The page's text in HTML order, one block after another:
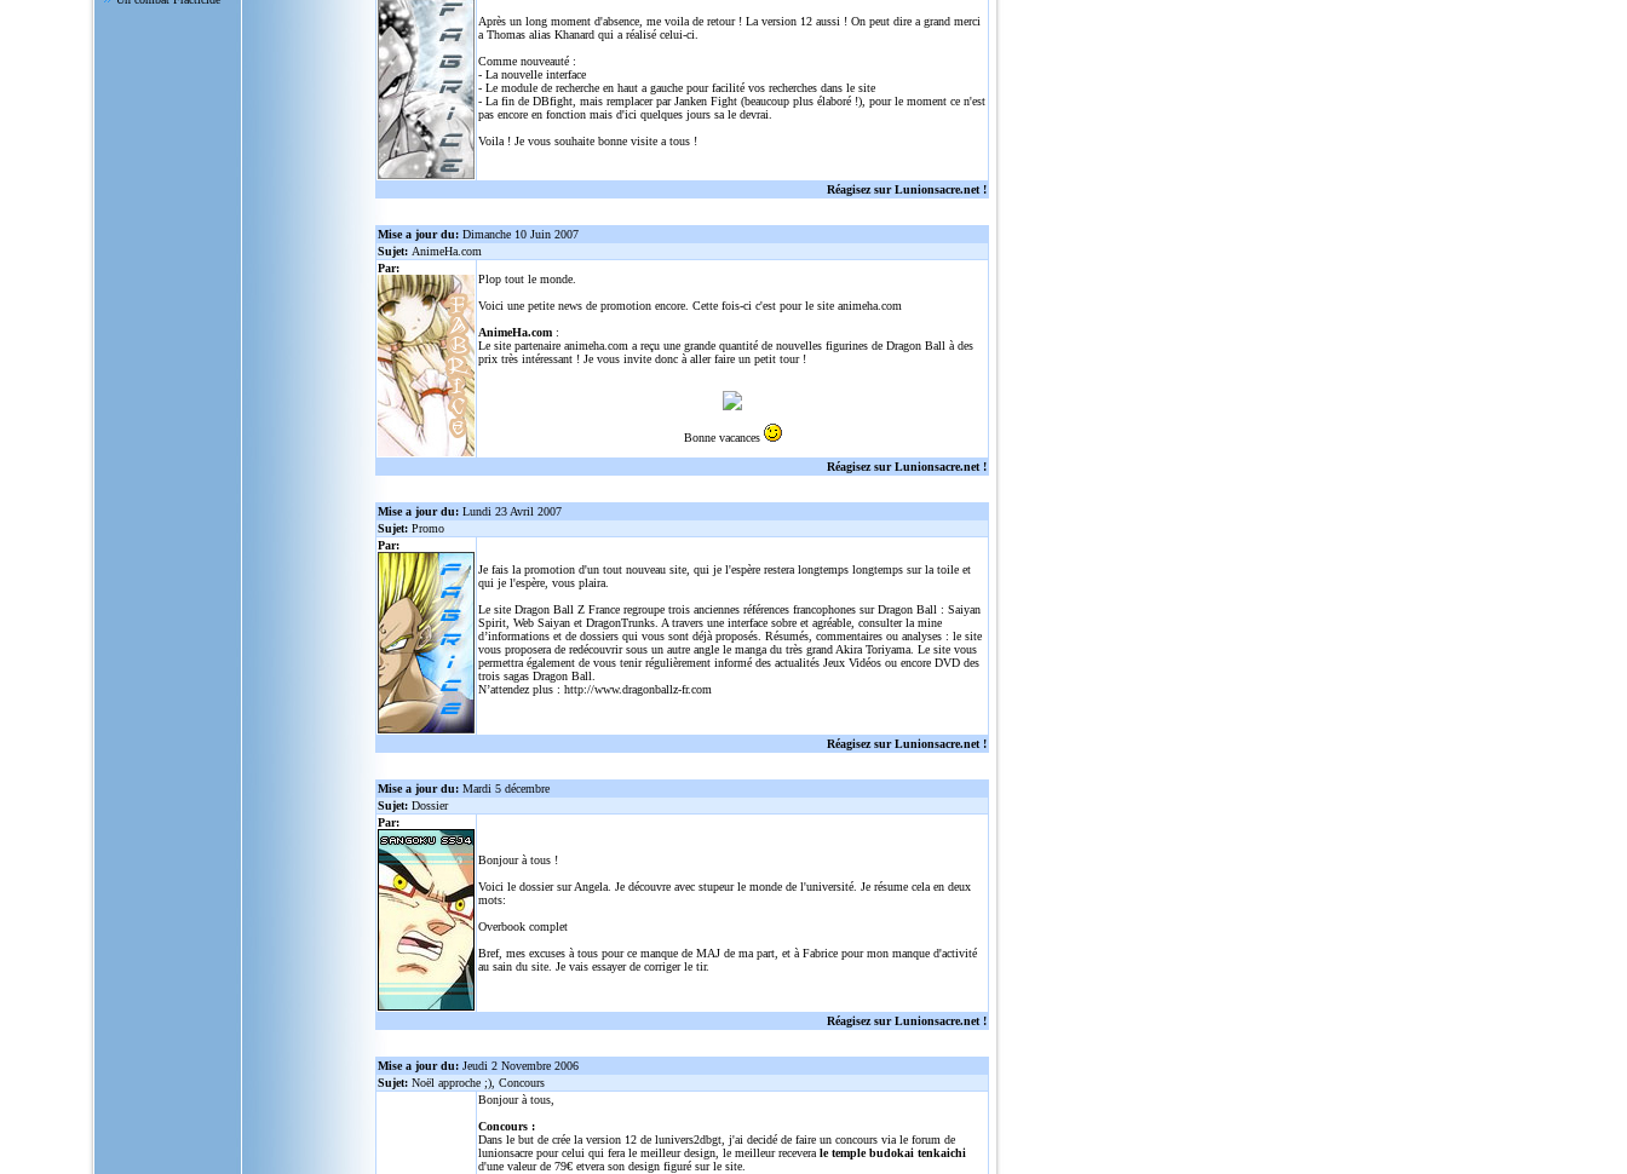
Après un long moment d'absence, me voila de retour ! La version 12 aussi ! On peut dire a grand merci
a Thomas alias Khanard qui a réalisé celui-ci.
Comme nouveauté :
- La nouvelle interface
- Le module de recherche en haut a gauche pour facilité vos recherches dans le site
- La fin de DBfight, mais remplacer par Janken Fight (beaucoup plus élaboré !), pour le moment ce n'est
pas encore en fonction mais d'ici quelques jours sa le devrai.
Voila ! Je vous souhaite bonne visite a tous !
Réagisez sur Lunionsacre.net !
Mise a jour du: Dimanche 10 Juin 2007
Sujet: AnimeHa.com
Par:
Plop tout le monde.
Voici une petite news de promotion encore. Cette fois-ci c'est pour le site animeha.com
AnimeHa.com :
Le site partenaire animeha.com a reçu une grande quantité de nouvelles figurines de Dragon Ball à des
prix très intéressant ! Je vous invite donc à aller faire un petit tour !
Bonne vacances
Réagisez sur Lunionsacre.net !
Mise a jour du: Lundi 23 Avril 2007
Sujet: Promo
Par:
Je fais la promotion d'un tout nouveau site, qui je l'espère restera longtemps longtemps sur la toile et
qui je l'espère, vous plaira.
Le site Dragon Ball Z France regroupe trois anciennes références francophones sur Dragon Ball : Saiyan
Spirit, Web Saiyan et DragonTrunks. A travers une interface sobre et agréable, consulter la mine
d’informations et de dossiers qui vous sont déjà proposés. Résumés, commentaires ou analyses : le site
vous proposera de redécouvrir sous un autre angle le manga du très grand Akira Toriyama. Le site vous
permettra également de vous tenir régulièrement informé des actualités Jeux Vidéos ou encore DVD des
trois sagas Dragon Ball.
N’attendez plus : http://www.dragonballz-fr.com
Réagisez sur Lunionsacre.net !
Mise a jour du: Mardi 5 décembre
Sujet: Dossier
Par:
Bonjour à tous !
Voici le dossier sur Angela. Je découvre avec stupeur le monde de l'université. Je résume cela en deux
mots:
Overbook complet
Bref, mes excuses à tous pour ce manque de MAJ de ma part, et à Fabrice pour mon manque d'activité
au sain du site. Je vais essayer de corriger le tir.
Réagisez sur Lunionsacre.net !
Mise a jour du: Jeudi 2 Novembre 2006
Sujet: Noël approche ;), Concours
Bonjour à tous,
Concours :
Dans le but de crée la version 12 de lunivers2dbgt, j'ai decidé de faire un concours via le forum de
lunionsacre pour celui qui fera le meilleur design, le meilleur recevera le temple budokai tenkaichi
d'une valeur de 79€ etvera son design figuré sur le site.